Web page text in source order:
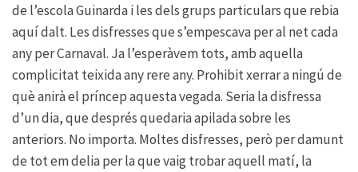
de l’escola Guinarda i les dels grups particulars que rebia
aquí dalt. Les disfresses que s’empescava per al net cada
any per Carnaval. Ja l’esperàvem tots, amb aquella
complicitat teixida any rere any. Prohibit xerrar a ningú de
què anirà el príncep aquesta vegada. Seria la disfressa
d’un dia, que després quedaria apilada sobre les
anteriors. No importa. Moltes disfresses, però per damunt
de tot em delia per la que vaig trobar aquell matí, la